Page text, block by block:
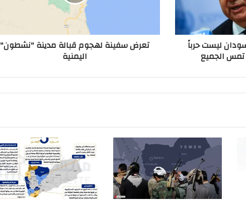
ليست حرباً
تمس الجميع
تعرض سفينة لهجوم قبالة مدينة "نشطون"
اليمنية